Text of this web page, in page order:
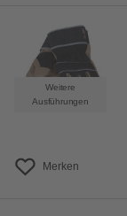
Weitere
Ausführungen
Merken